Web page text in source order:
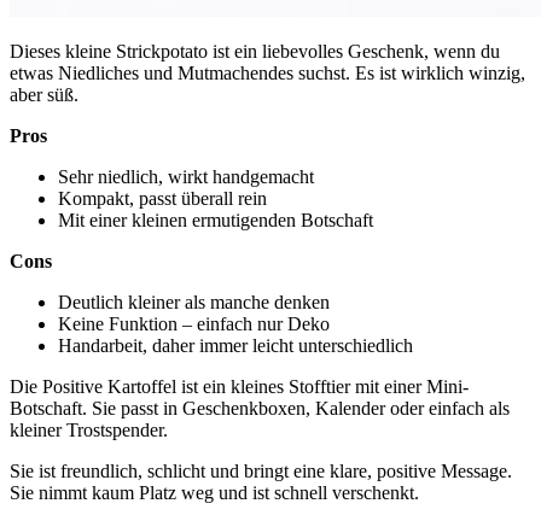
Dieses kleine Strickpotato ist ein liebevolles Geschenk, wenn du
etwas Niedliches und Mutmachendes suchst. Es ist wirklich winzig,
aber süß.
Pros
Sehr niedlich, wirkt handgemacht
Kompakt, passt überall rein
Mit einer kleinen ermutigenden Botschaft
Cons
Deutlich kleiner als manche denken
Keine Funktion – einfach nur Deko
Handarbeit, daher immer leicht unterschiedlich
Die Positive Kartoffel ist ein kleines Stofftier mit einer Mini-
Botschaft. Sie passt in Geschenkboxen, Kalender oder einfach als
kleiner Trostspender.
Sie ist freundlich, schlicht und bringt eine klare, positive Message.
Sie nimmt kaum Platz weg und ist schnell verschenkt.